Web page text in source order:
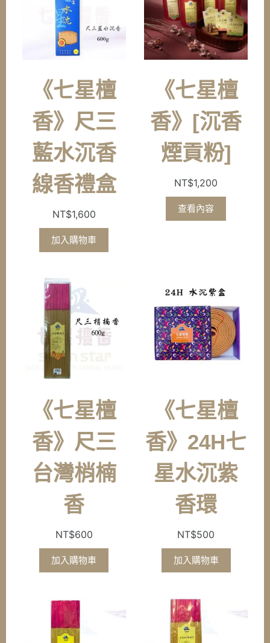
《七星檀
香》尺三
藍水沉香
線香禮盒
NT$1,600
加入購物車
《七星檀
香》[沉香
煙貢粉]
NT$1,200
查看內容
《七星檀
香》尺三
台灣梢楠
香
NT$600
加入購物車
《七星檀
香》24H七
星水沉紫
香環
NT$500
加入購物車